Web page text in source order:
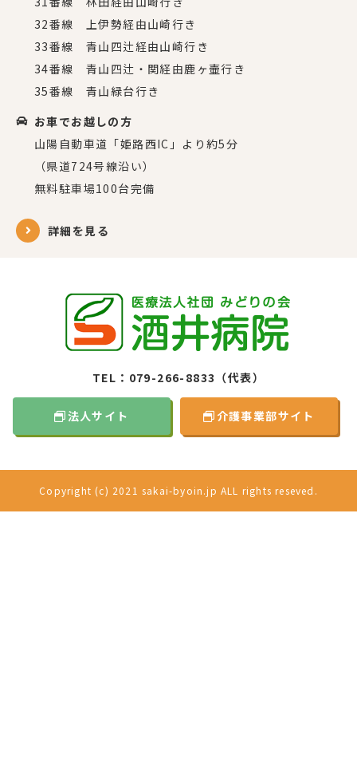
32番線 上伊勢経由山崎行き
33番線 青山四辻経由山崎行き
34番線 青山四辻・関経由鹿ヶ壷行き
35番線 青山緑台行き
お車でお越しの方
山陽自動車道「姫路西IC」より約5分
（県道724号線沿い）
無料駐車場100台完備
詳細を見る
TEL： 079-266-8833 （代表）
法人サイト 介護事業部サイト
Copyright (c) 2021 sakai-byoin.jp ALL rights reseved.